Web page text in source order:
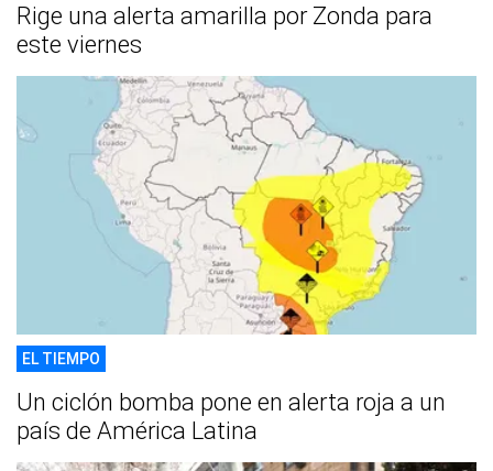
Rige una alerta amarilla por Zonda para
este viernes
EL TIEMPO
Un ciclón bomba pone en alerta roja a un
país de América Latina